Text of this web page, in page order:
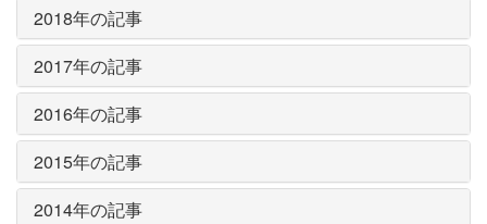
2018年の記事
2017年の記事
2016年の記事
2015年の記事
2014年の記事